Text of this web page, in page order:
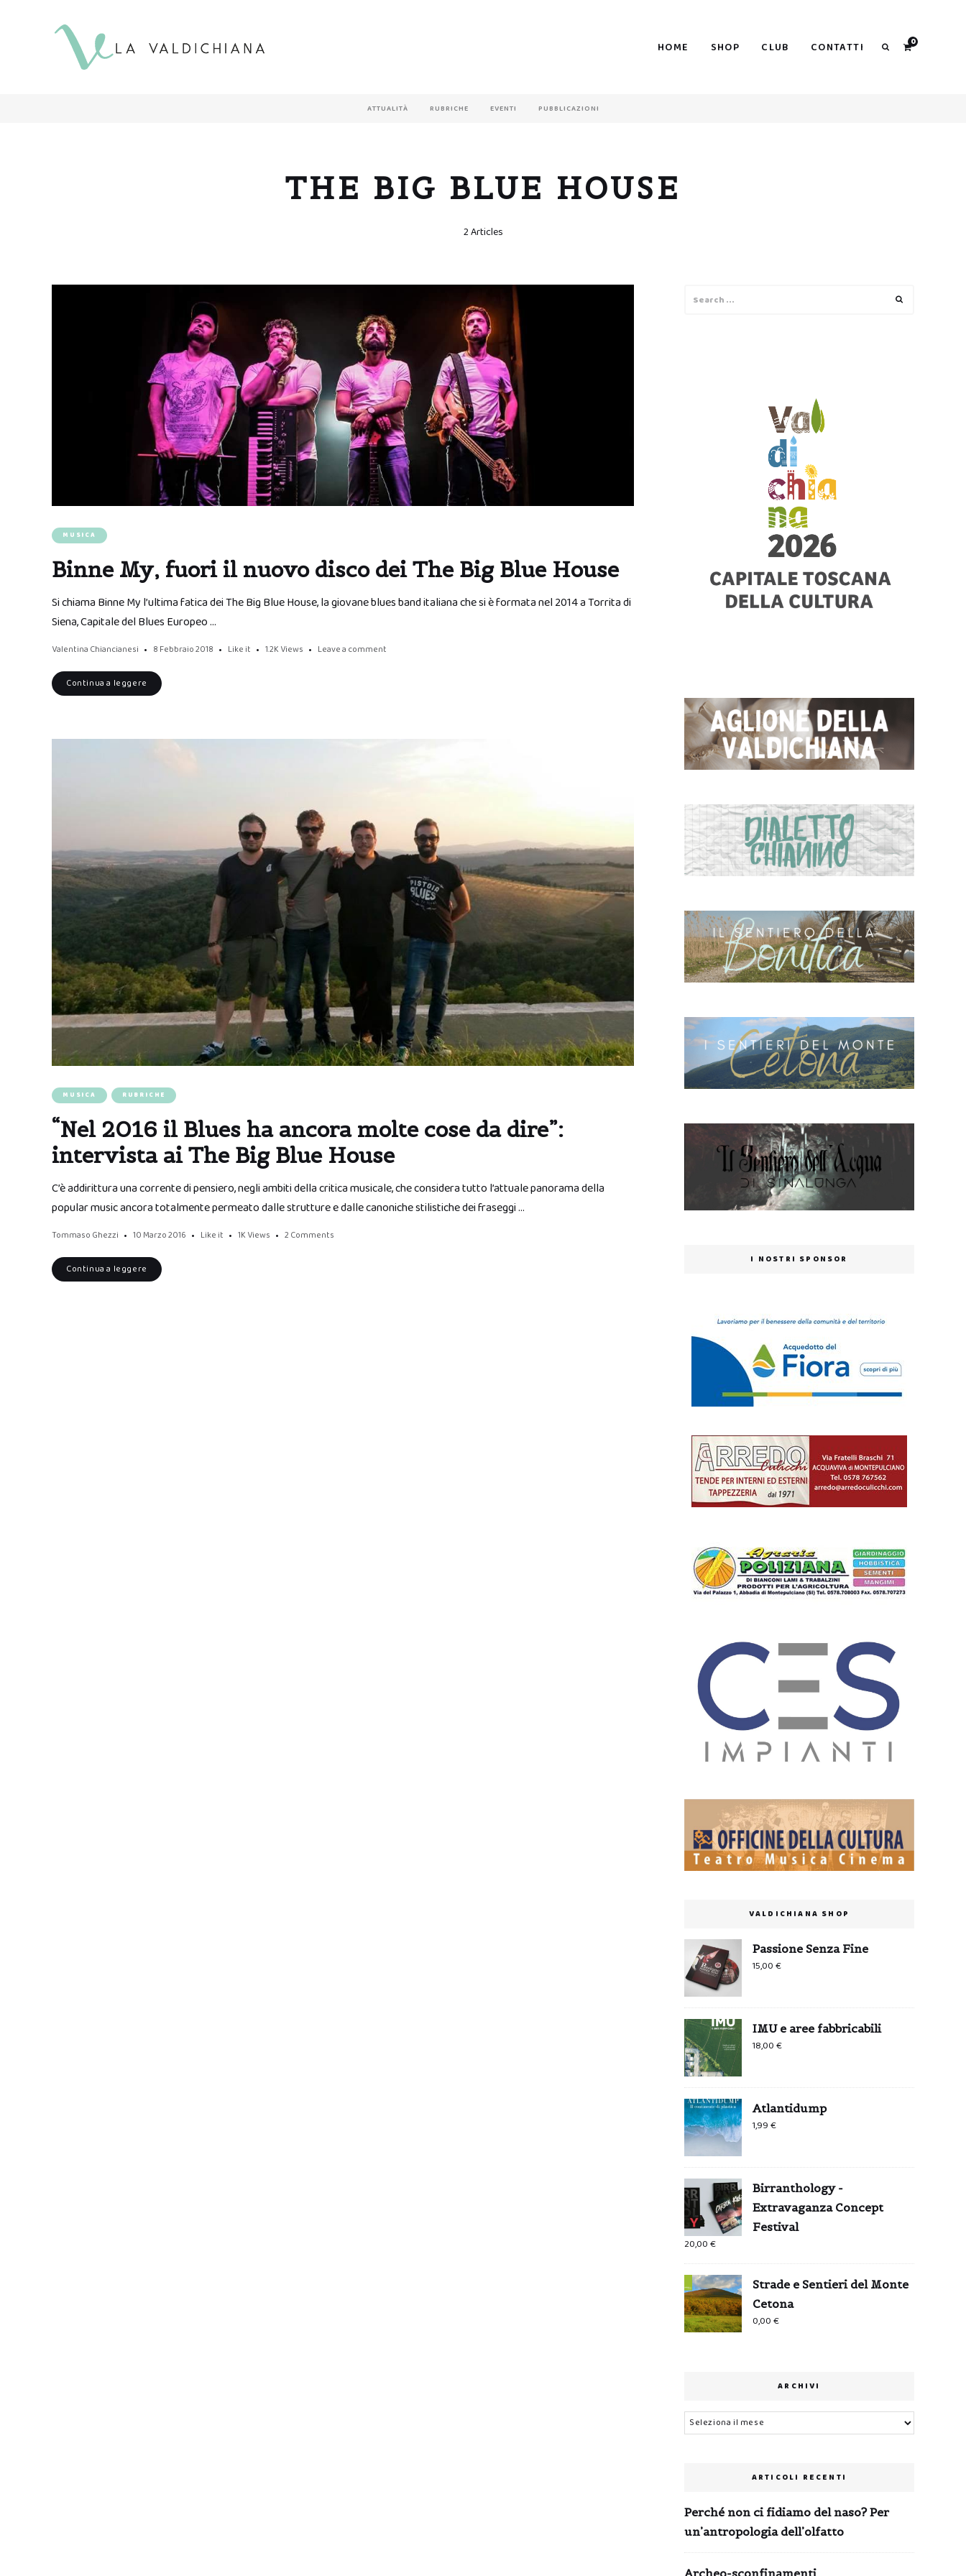
HOME SHOP CLUB CONTATTI 0
ATTUALITÀ RUBRICHE EVENTI PUBBLICAZIONI
THE BIG BLUE HOUSE
2 Articles
MUSICA
Binne My, fuori il nuovo disco dei The Big Blue House
Si chiama Binne My l’ultima fatica dei The Big Blue House, la giovane blues band italiana che si è formata nel 2014 a Torrita di
Siena, Capitale del Blues Europeo …
Valentina Chiancianesi 8 Febbraio 2018 Like it 1.2K Views Leave a comment
Continua a leggere
MUSICA RUBRICHE
“Nel 2016 il Blues ha ancora molte cose da dire”:
intervista ai The Big Blue House
C’è addirittura una corrente di pensiero, negli ambiti della critica musicale, che considera tutto l’attuale panorama della
popular music ancora totalmente permeato dalle strutture e dalle canoniche stilistiche dei fraseggi …
Tommaso Ghezzi 10 Marzo 2016 Like it 1K Views 2 Comments
Continua a leggere
for:
I NOSTRI SPONSOR
VALDICHIANA SHOP
Passione Senza Fine
15,00€
IMU e aree fabbricabili
18,00€
Atlantidump
1,99€
Birranthology -
Extravaganza Concept
Festival
20,00€
Strade e Sentieri del Monte
Cetona
0,00€
ARCHIVI
Archivi
ARTICOLI RECENTI
Perché non ci fidiamo del naso? Per
un’antropologia dell’olfatto
Archeo-sconfinamenti